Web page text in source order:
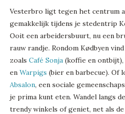
Vesterbro ligt tegen het centrum
gemakkelijk tijdens je stedentrip
Ooit een arbeidersbuurt, nu een
rauw randje. Rondom Kødbyen
zoals Café Sonja (koffie en ontbijt),
en Warpigs (bier en barbecue). Of
Absalon, een sociale
je prima kunt eten. Wandel langs
trendy winkels of geniet, net als